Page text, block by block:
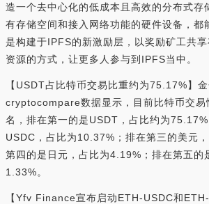
造一个去中心化的低成本且高效的分布式存
有存储空间和接入网络功能的硬件设备，
是构建于IPFS的新激励层，以奖励矿工共
资源的方式，让更多人参与到IPFS当中。
【USDT占比特币交易比重约为75.17%】金
cryptocompare数据显示，目前比特币交易
名，排在第一的是USDT，占比约为
USDC，占比为10.37%；排在第三的美元
第四的是日元，占比为4.19%；排在第五的
1.33%。
【Yfv Finance宣布启动ETH-USDC和